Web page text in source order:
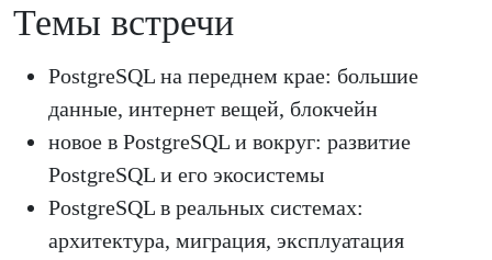
Темы встречи
PostgreSQL на переднем крае: большие
данные, интернет вещей, блокчейн
новое в PostgreSQL и вокруг: развитие
PostgreSQL и его экосистемы
PostgreSQL в реальных системах:
архитектура, миграция, эксплуатация